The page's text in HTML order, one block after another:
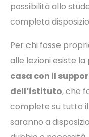
possibilità allo
completa
Per chi fosse
alle lezioni esiste la
casa con il
dell’istituto, che
complete su tutto
saranno a